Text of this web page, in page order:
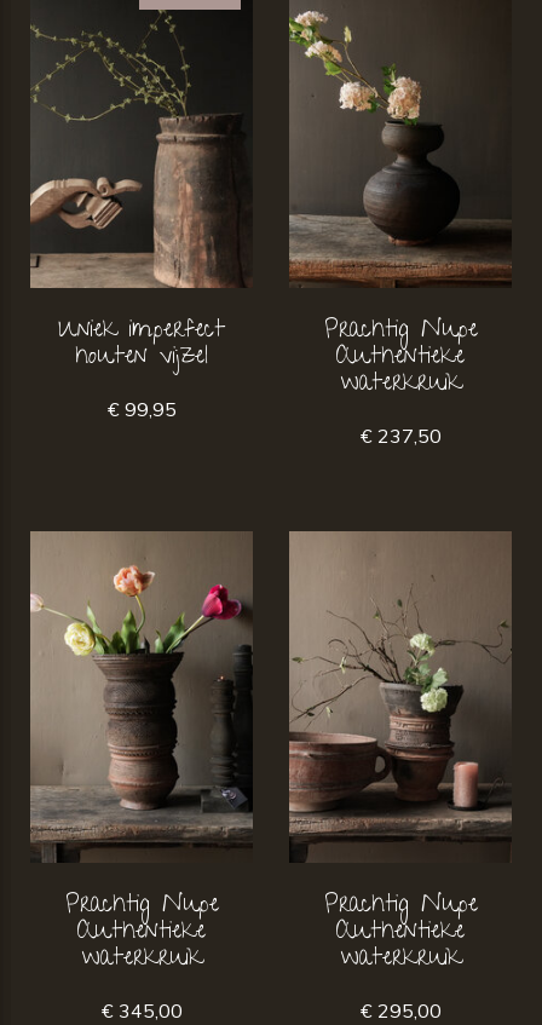
Uniek imperfect
houten vijzel
€ 99,95
Prachtig Nupe
Authentieke
waterkruik
€ 237,50
Prachtig Nupe
Authentieke
waterkruik
€ 345,00
Prachtig Nupe
Authentieke
waterkruik
€ 295,00